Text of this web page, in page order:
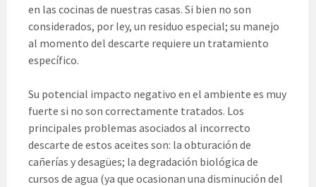
en las cocinas de nuestras casas. Si bien no son
considerados, por ley, un residuo especial; su manejo
al momento del descarte requiere un tratamiento
específico.
Su potencial impacto negativo en el ambiente es muy
fuerte si no son correctamente tratados. Los
principales problemas asociados al incorrecto
descarte de estos aceites son: la obturación de
cañerías y desagües; la degradación biológica de
cursos de agua (ya que ocasionan una disminución del